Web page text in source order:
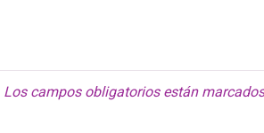
Los campos obligatorios están